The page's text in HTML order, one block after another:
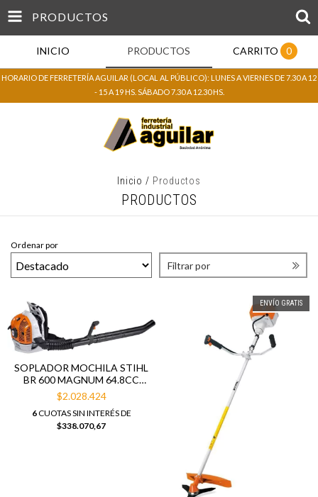
PRODUCTOS
INICIO PRODUCTOS CARRITO 0
HORARIO DE FERRETERÍA AGUILAR (LOCAL AL PÚBLICO): LUNES A VIERNES DE 7.30 A 12
- 15 A 19 HS. SÁBADO 7.30 A 12.30 HS.
Inicio / Productos
PRODUCTOS
Ordenar por
Filtrar por
SOPLADOR MOCHILA STIHL
BR 600 MAGNUM 64.8CC
3,8CV
$2.028.424
6CUOTAS SIN INTERÉS DE
$338.070,67
ENVÍO GRATIS